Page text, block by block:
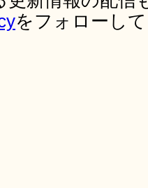
をフォローし